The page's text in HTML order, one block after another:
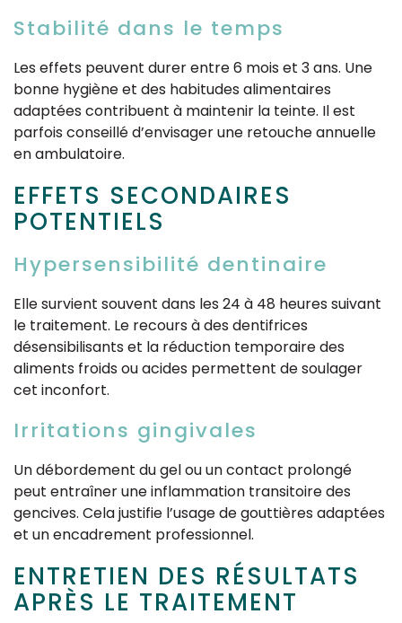
Stabilité dans le temps
Les effets peuvent durer entre 6 mois et 3 ans. Une
bonne hygiène et des habitudes alimentaires
adaptées contribuent à maintenir la teinte. Il est
parfois conseillé d’envisager une retouche annuelle
en ambulatoire.
EFFETS SECONDAIRES
POTENTIELS
Hypersensibilité dentinaire
Elle survient souvent dans les 24 à 48 heures suivant
le traitement. Le recours à des dentifrices
désensibilisants et la réduction temporaire des
aliments froids ou acides permettent de soulager
cet inconfort.
Irritations gingivales
Un débordement du gel ou un contact prolongé
peut entraîner une inflammation transitoire des
gencives. Cela justifie l’usage de gouttières adaptées
et un encadrement professionnel.
ENTRETIEN DES RÉSULTATS
APRÈS LE TRAITEMENT